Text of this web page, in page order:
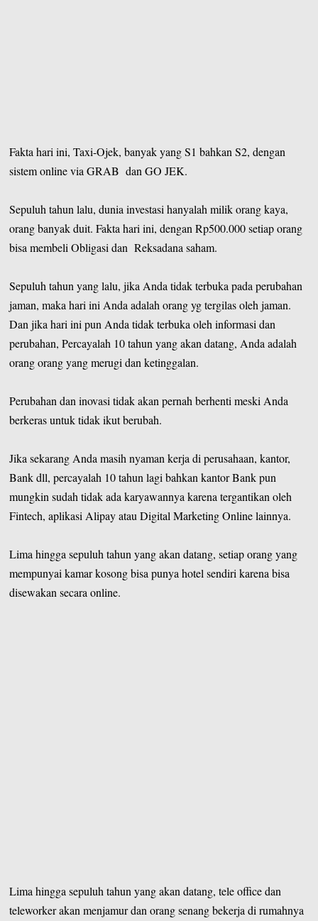
Fakta hari ini, Taxi-Ojek, banyak yang S1 bahkan S2, dengan
sistem online via GRAB dan GO JEK.
Sepuluh tahun lalu, dunia investasi hanyalah milik orang kaya,
orang banyak duit. Fakta hari ini, dengan Rp500.000 setiap orang
bisa membeli Obligasi dan Reksadana saham.
Sepuluh tahun yang lalu, jika Anda tidak terbuka pada perubahan
jaman, maka hari ini Anda adalah orang yg tergilas oleh jaman.
Dan jika hari ini pun Anda tidak terbuka oleh informasi dan
perubahan, Percayalah 10 tahun yang akan datang, Anda adalah
orang orang yang merugi dan ketinggalan.
Perubahan dan inovasi tidak akan pernah berhenti meski Anda
berkeras untuk tidak ikut berubah.
Jika sekarang Anda masih nyaman kerja di perusahaan, kantor,
Bank dll, percayalah 10 tahun lagi bahkan kantor Bank pun
mungkin sudah tidak ada karyawannya karena tergantikan oleh
Fintech, aplikasi Alipay atau Digital Marketing Online lainnya.
Lima hingga sepuluh tahun yang akan datang, setiap orang yang
mempunyai kamar kosong bisa punya hotel sendiri karena bisa
disewakan secara online.
Lima hingga sepuluh tahun yang akan datang, tele office dan
teleworker akan menjamur dan orang senang bekerja di rumahnya